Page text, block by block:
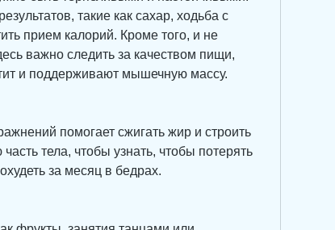
такие как сахар, ходьба с
прием калорий. Кроме того, и не
важно следить за качеством пищи,
и поддерживают мышечную массу.
помогает сжигать жир и строить
тела, чтобы узнать, чтобы потерять
за месяц в бедрах.